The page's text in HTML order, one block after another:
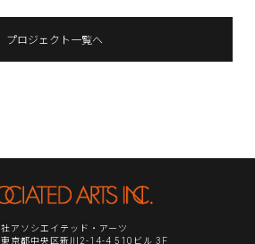
プロジェクト一覧へ
アソシエイテッド・アーツ
京都中央区新川2-14-4 510ビル 3F